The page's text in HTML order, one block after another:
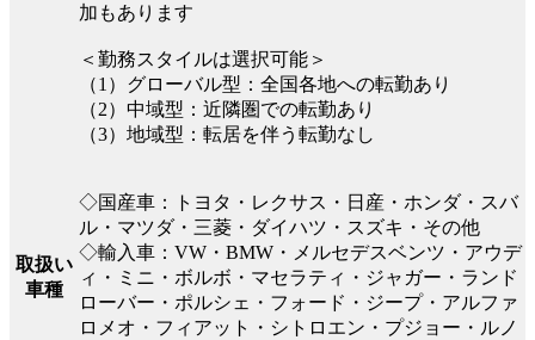
加もあります
＜勤務スタイルは選択可能＞
（1）グローバル型：全国各地への転勤あり
（2）中域型：近隣圏での転勤あり
（3）地域型：転居を伴う転勤なし
取扱い
車種
◇国産車：トヨタ・レクサス・日産・ホンダ・スバ
ル・マツダ・三菱・ダイハツ・スズキ・その他
◇輸入車：VW・BMW・メルセデスベンツ・アウデ
ィ・ミニ・ボルボ・マセラティ・ジャガー・ランド
ローバー・ポルシェ・フォード・ジープ・アルファ
ロメオ・フィアット・シトロエン・プジョー・ルノ